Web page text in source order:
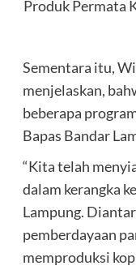
Produk Permata
Sementara itu,
menjelaskan,
beberapa
Bapas Bandar
“Kita telah
dalam kerangka
Lampung.
pemberdayaan
memproduksi